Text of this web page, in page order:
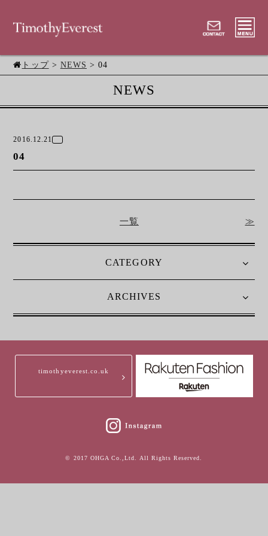
トップ > NEWS > 04
NEWS
2016.12.21
04
一覧 ≫
CATEGORY
ARCHIVES
timothyeverest.co.uk
© 2017 OHGA Co.,Ltd. All Rights Reserved.